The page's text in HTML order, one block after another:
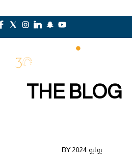
THE BLOG
يوليو 2024 BY